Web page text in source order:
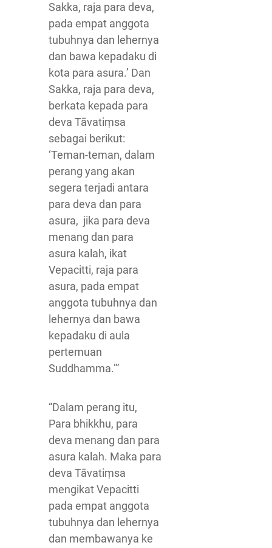
Sakka, raja para deva,
pada empat anggota
tubuhnya dan lehernya
dan bawa kepadaku di
kota para asura.’ Dan
Sakka, raja para deva,
berkata kepada para
deva Tāvatiṃsa
sebagai berikut:
‘Teman-teman, dalam
perang yang akan
segera terjadi antara
para deva dan para
asura, jika para deva
menang dan para
asura kalah, ikat
Vepacitti, raja para
asura, pada empat
anggota tubuhnya dan
lehernya dan bawa
kepadaku di aula
pertemuan
Suddhamma.’”
“Dalam perang itu,
Para bhikkhu, para
deva menang dan para
asura kalah. Maka para
deva Tāvatiṃsa
mengikat Vepacitti
pada empat anggota
tubuhnya dan lehernya
dan membawanya ke